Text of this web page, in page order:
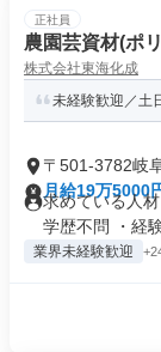
正社員
農園芸資材(ポ
株式会社東海化成
未経験歓迎／土
〒501-3782岐
月給19万5000
求めている人
学歴不問 ・経
業界未経験歓迎